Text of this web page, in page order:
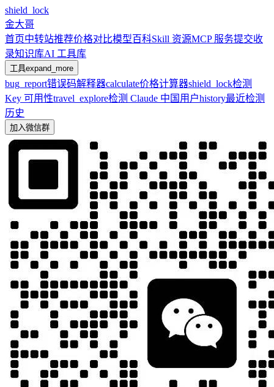
shield_lock
金大哥
首页中转站推荐价格对比模型百科Skill 资源MCP 服务提交收
录知识库AI 工具库
工具expand_more
bug_report错误码解释器calculate价格计算器shield_lock检测
Key 可用性travel_explore检测 Claude 中国用户history最近检测
历史
加入微信群